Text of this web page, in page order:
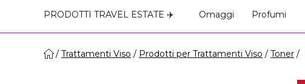
PRODOTTI TRAVEL ESTATE ✈️ Omaggi Profumi
Trattamenti Viso Prodotti per Trattamenti Viso Toner